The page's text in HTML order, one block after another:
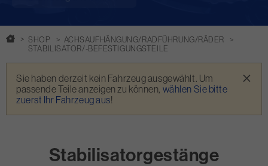
SHOP
ACHSAUFHÄNGUNG/RADFÜHRUNG/RÄDER
STABILISATOR/-BEFESTIGUNGSTEILE
Warnmeldung
Sie haben derzeit kein Fahrzeug ausgewählt. Um
passende Teile anzeigen zu können, wählen Sie bitte
zuerst Ihr Fahrzeug aus!
×
Stabilisatorgestänge